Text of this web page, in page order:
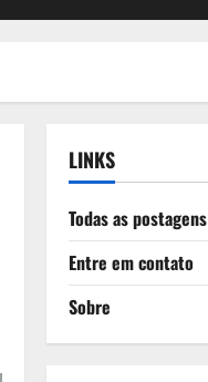
LINKS
Todas as postagens
Entre em contato
Sobre